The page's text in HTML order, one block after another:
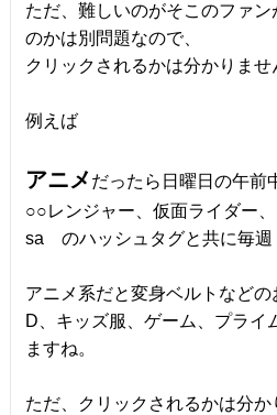
ただ、難しいのがそこのファ
のかは別問題なので、
クリックされるかは分かりませ
例えば
アニメだったら日曜日の午前
○○レンジャー、仮面ライダー
sa のハッシュタグと共に毎週
アニメ系だと変身ベルトなど
D、キッズ服、ゲーム、プライ
ますね。
ただ、クリックされるかは分か